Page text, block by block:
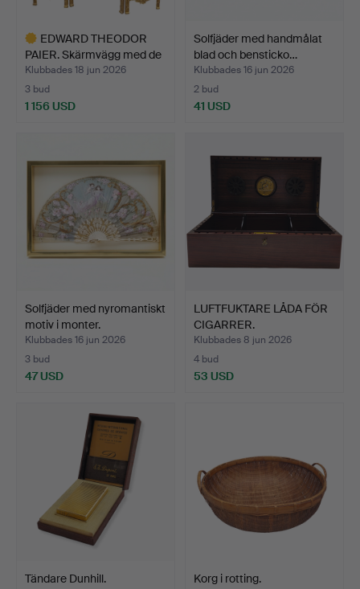
EDWARD THEODOR
PAIER. Skärmvägg med de
fyr…
Klubbades 18 jun 2026
3 bud
1 156 USD
Solfjäder med handmålat
blad och bensticko…
Klubbades 16 jun 2026
2 bud
41 USD
Solfjäder med nyromantiskt
motiv i monter.
Klubbades 16 jun 2026
3 bud
47 USD
LUFTFUKTARE LÅDA FÖR
CIGARRER.
Klubbades 8 jun 2026
4 bud
53 USD
Tändare Dunhill. Korg i rotting.